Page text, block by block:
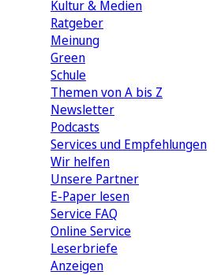
Kultur & Medien
Ratgeber
Meinung
Green
Schule
Themen von A bis Z
Newsletter
Podcasts
Services und Empfehlungen
Wir helfen
Unsere Partner
E-Paper lesen
Service FAQ
Online Service
Leserbriefe
Anzeigen